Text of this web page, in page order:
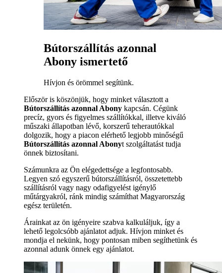
Bútorszállítás azonnal
Abony ismertető
Hívjon és örömmel segítünk.
Először is köszönjük, hogy minket választott a
Bútorszállítás azonnal Abony kapcsán. Cégünk
precíz, gyors és figyelmes szállítókkal, illetve kiváló
műszaki állapotban lévő, korszerű teherautókkal
dolgozik, hogy a piacon elérhető legjobb minőségű
Bútorszállítás azonnal Abonyt szolgáltatást tudja
önnek biztosítani.
Számunkra az Ön elégedettsége a legfontosabb.
Legyen szó egyszerű bútorszállításról, összetettebb
szállításról vagy nagy odafigyelést igénylő
műtárgyakról, ránk mindig számíthat Magyarország
egész területén.
Árainkat az ön igényeire szabva kalkuláljuk, így a
lehető legolcsóbb ajánlatot adjuk. Hívjon minket és
mondja el nekünk, hogy pontosan miben segíthetünk és
azonnal adunk önnek egy ajánlatot.